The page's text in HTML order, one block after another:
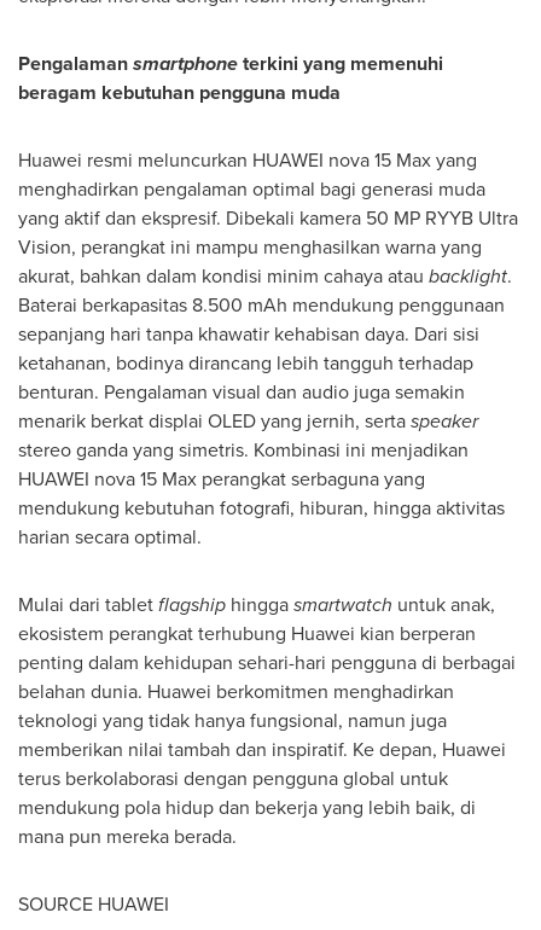
Pengalamansmartphoneterkini yang memenuhi
beragam kebutuhan pengguna muda
Huawei resmi meluncurkan HUAWEI nova 15 Max yang
menghadirkan pengalaman optimal bagi generasi muda
yang aktif dan ekspresif. Dibekali kamera 50 MP RYYB Ultra
Vision, perangkat ini mampu menghasilkan warna yang
akurat, bahkan dalam kondisi minim cahaya atau backlight.
Baterai berkapasitas 8.500 mAh mendukung penggunaan
sepanjang hari tanpa khawatir kehabisan daya. Dari sisi
ketahanan, bodinya dirancang lebih tangguh terhadap
benturan. Pengalaman visual dan audio juga semakin
menarik berkat displai OLED yang jernih, sertaspeaker
stereo ganda yang simetris. Kombinasi ini menjadikan
HUAWEI nova 15 Max perangkat serbaguna yang
mendukung kebutuhan fotografi, hiburan, hingga aktivitas
harian secara optimal.
Mulai dari tabletflagship hinggasmartwatch untuk anak,
ekosistem perangkat terhubung Huawei kian berperan
penting dalam kehidupan sehari-hari pengguna di berbagai
belahan dunia. Huawei berkomitmen menghadirkan
teknologi yang tidak hanya fungsional, namun juga
memberikan nilai tambah dan inspiratif. Ke depan, Huawei
terus berkolaborasi dengan pengguna global untuk
mendukung pola hidup dan bekerja yang lebih baik, di
mana pun mereka berada.
SOURCE HUAWEI